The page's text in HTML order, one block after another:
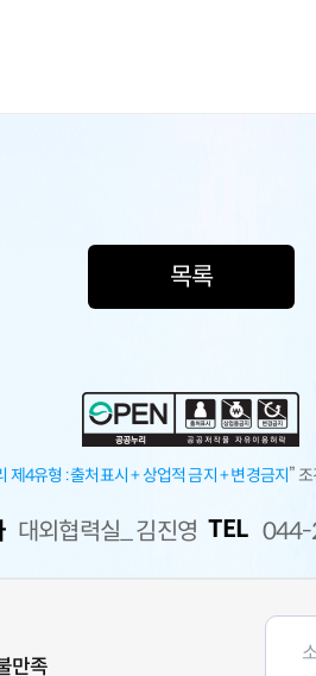
목록
제4유형 :출처표시 + 상업적 금지 + 변경금지”
대외협력실_ 김진영 TEL
만족